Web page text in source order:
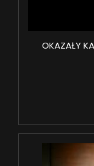
OKAZAŁY